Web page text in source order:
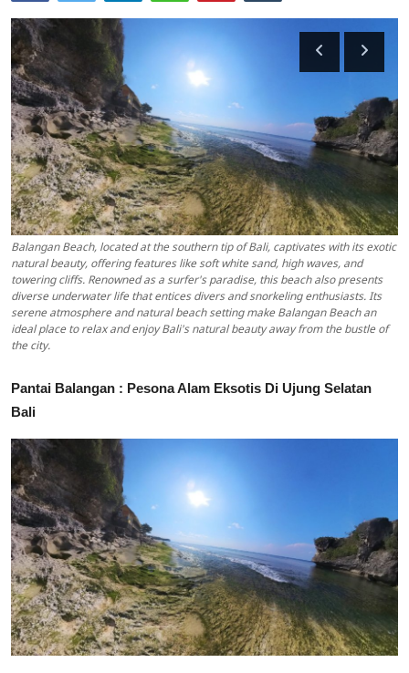
Balangan Beach, located at the southern tip of Bali, captivates with its exotic
natural beauty, offering features like soft white sand, high waves, and
towering cliffs. Renowned as a surfer's paradise, this beach also presents
diverse underwater life that entices divers and snorkeling enthusiasts. Its
serene atmosphere and natural beach setting make Balangan Beach an
ideal place to relax and enjoy Bali's natural beauty away from the bustle of
the city.
Pantai Balangan : Pesona Alam Eksotis Di Ujung Selatan
Bali